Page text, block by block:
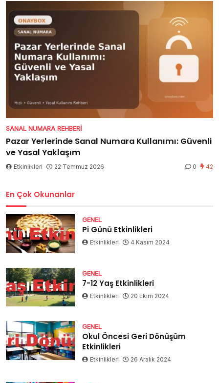
SANAL NUMARA REHBERI
Pazar Yerlerinde Sanal Numara Kullanımı: Güvenli
ve Yasal Yaklaşım
Etkinlikleri 22 Temmuz 2026 0 42
En Çok Okunanlar
GENEL
Pi Günü Etkinlikleri
Etkinlikleri 4 Kasım 2024
GENEL
7-12 Yaş Etkinlikleri
Etkinlikleri 20 Ekim 2024
GENEL
Okul Öncesi Geri Dönüşüm
Etkinlikleri
Etkinlikleri 26 Aralık 2024